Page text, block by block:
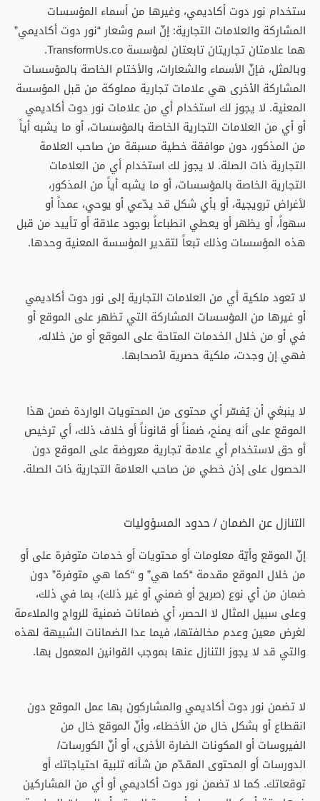
ستخدام نور دوت أكاديمي، وغيرها من أسماء المؤسسات
المشاركة والعلامات التجارية: إنّ اسم وشعار “نور دوت أكاديمي”
هما علامتان تجاريتان تابعتان لمؤسسة TransformUs.co.
وبالمثل، فإنّ الأسماء والشعارات، والأختام الخاصة بالمؤسسات
المشاركة الأخرى هي علامات تجارية مملوكة من قبل المؤسسة
المعنية. لا يجوز لك استخدام أي من علامات نور دوت أكاديمي
أو أي من العلامات التجارية الخاصة بالمؤسسات، أو ما يشبه أياً
من المذكور، دون موافقة خطية مسبقة من صاحب العلامة
التجارية ذات الصلة. لا يجوز لك استخدام أي من العلامات
التجارية الخاصة بالمؤسسات، أو ما يشبه أياً من المذكور،
لأغراض ترويجية، أو بأي شكل قد يدّعي أو يوحي، عمداً أو
سهواً، أو يظهر أو يعطي انطباعاً بوجود علاقة أو تأييد من قبل
هذه المؤسسات وذلك تبعاً لتقدير المؤسسة المعنية وحدها.
لا تعود ملكية أي من العلامات التجارية إلى نور دوت أكاديمي
أو غيرها من المؤسسات المشاركة التي تظهر على الموقع أو
في أو من خلال الخدمات المتاحة على الموقع أو من خلاله،
فهي إن وجدت، ملكية حصرية لأصحابها.
لا ينبغي أن يُفسّر أي محتوى من المحتويات الواردة ضمن هذا
الموقع على أنه يمنح، ضمناً أو قانوناً أو خلاف ذلك، أي ترخيص
أو حق لاستخدام أي علامة تجارية معروضة على الموقع دون
الحصول على إذن خطي من صاحب العلامة التجارية ذات الصلة.
التنازل عن الضمان / حدود المسؤوليات
إنّ الموقع وأيّة معلومات أو محتويات أو خدمات متوفرة على أو
من خلال الموقع مقدمة “كما هي” و “كما هي متوفرة” دون
ضمان من أي نوع (صريح أو ضمني أو غير ذلك)، بما في ذلك،
وعلى سبيل المثال لا الحصر، أي ضمانات ضمنية للرواج والملاءمة
لغرض معين وعدم مخالفتها، فيما عدا الضمانات الشبيهة لهذه
والتي قد لا يجوز التنازل عنها بموجب القوانين المعمول بها.
لا تضمن نور دوت أكاديمي والمشاركون بها عمل الموقع دون
انقطاع أو بشكل خال من الأخطاء، وأنّ الموقع خال من
الفيروسات أو المكونات الضارة الأخرى، أو أنّ الكورسات/
الدورسات أو المحتوى المقدّم من شأنه تلبية احتياجاتك أو
توقعاتك. كما لا تضمن نور دوت أكاديمي أو أي من المشاركين